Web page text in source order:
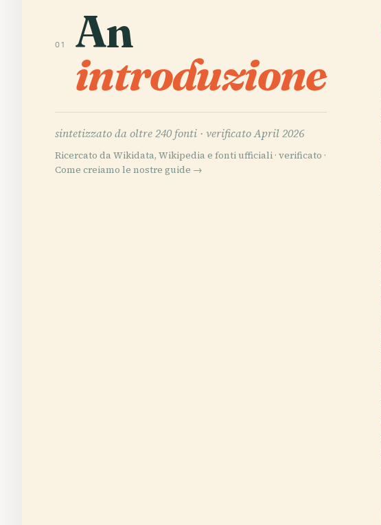
01 An
introduzione
sintetizzato da oltre 240 fonti · verificato April 2026
Ricercato da Wikidata, Wikipedia e fonti ufficiali · verificato ·
Come creiamo le nostre guide →